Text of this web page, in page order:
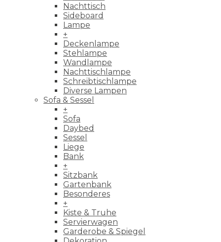
Nachttisch
Sideboard
Lampe
+
Deckenlampe
Stehlampe
Wandlampe
Nachttischlampe
Schreibtischlampe
Diverse Lampen
Sofa & Sessel
+
Sofa
Daybed
Sessel
Liege
Bank
+
Sitzbank
Gartenbank
Besonderes
+
Kiste & Truhe
Servierwagen
Garderobe & Spiegel